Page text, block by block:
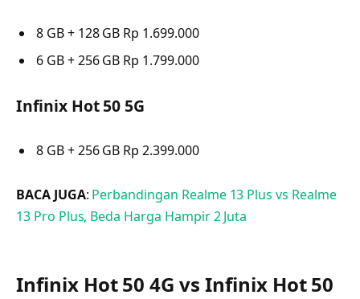
8 GB + 128 GB Rp 1.699.000
6 GB + 256 GB Rp 1.799.000
Infinix Hot 50 5G
8 GB + 256 GB Rp 2.399.000
BACA JUGA: Perbandingan Realme 13 Plus vs Realme
13 Pro Plus, Beda Harga Hampir 2 Juta
Infinix Hot 50 4G vs Infinix Hot 50